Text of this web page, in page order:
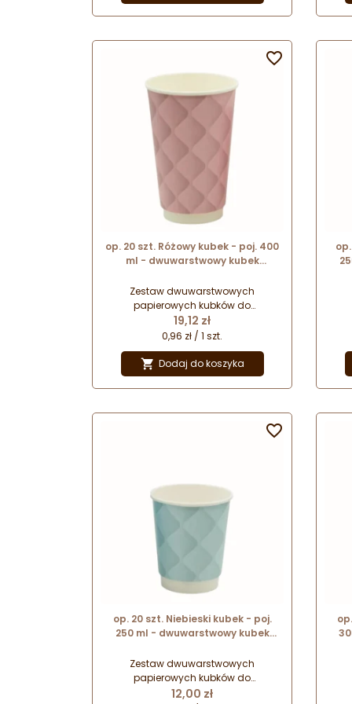
op. 20 szt. Różowy kubek - poj. 400
ml - dwuwarstwowy kubek
śr. 90 mm x wys. 133 mm
Zestaw dwuwarstwowych
papierowych kubków do
serwowania ciepłych i gorących
napojów na wynos. Starannie
pastelowych odcieniach.
Oryginalny wzór z trójwymiarowym
efektem wizualnym. Wykonane z
Cena
19,12 zł
0,96 zł / 1 szt.
 Dodaj do koszyka

op. 20 szt. Niebieski kubek - poj.
250 ml - dwuwarstwowy kubek
śr. 80 mm x wys. 91 mm
Zestaw dwuwarstwowych
papierowych kubków do
serwowania ciepłych i gorących
Cena
12,00 zł
